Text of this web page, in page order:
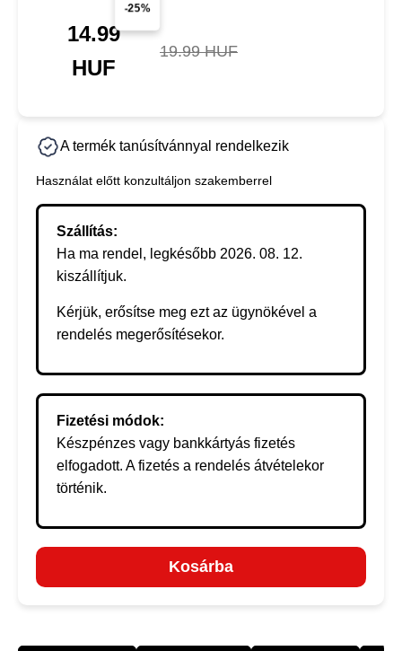
-25%
14.99
HUF
19.99 HUF
A termék tanúsítvánnyal rendelkezik
Használat előtt konzultáljon szakemberrel
Szállítás:
Ha ma rendel, legkésőbb 2026. 08. 12.
kiszállítjuk.
Kérjük, erősítse meg ezt az ügynökével a
rendelés megerősítésekor.
Fizetési módok:
Készpénzes vagy bankkártyás fizetés
elfogadott. A fizetés a rendelés átvételekor
történik.
Kosárba